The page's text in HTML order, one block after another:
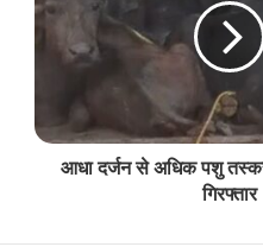
आधा दर्जन से अधिक पशु
गिरफ्तार